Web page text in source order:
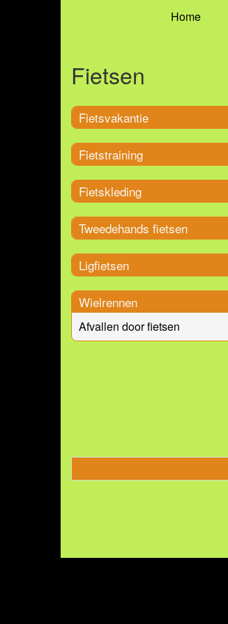
Home
Fietsen
Fietsvakantie
Fietstraining
Fietskleding
Tweedehands fietsen
Ligfietsen
Wielrennen
Afvallen door fietsen